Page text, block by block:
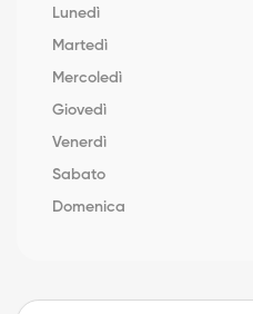
Lunedì
Martedì
Mercoledì
Giovedì
Venerdì
Sabato
Domenica